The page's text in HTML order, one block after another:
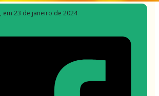
, em 23 de janeiro de 2024